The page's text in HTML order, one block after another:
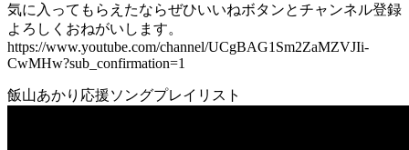
気に入ってもらえたならぜひいいねボタンとチャンネル登録
よろしくおねがいします。
https://www.youtube.com/channel/UCgBAG1Sm2ZaMZVJIi-
CwMHw?sub_confirmation=1
飯山あかり応援ソングプレイリスト